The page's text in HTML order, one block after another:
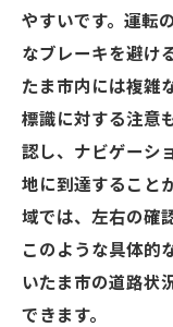
やすいです。運転
なブレーキを避け
たま市内には複雑
標識に対する注意
認し、ナビゲーシ
地に到達すること
域では、左右の確
このような具体的
いたま市の道路状
できます。